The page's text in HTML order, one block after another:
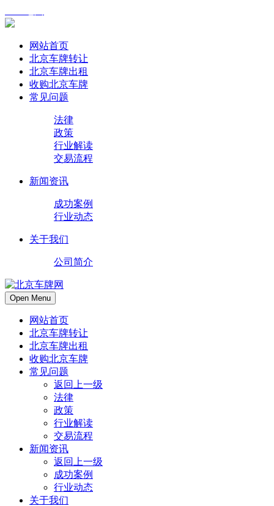
网站首页
北京车牌转让
北京车牌出租
收购北京车牌
常见问题
法律
政策
行业解读
交易流程
新闻资讯
成功案例
行业动态
关于我们
公司简介
Open Menu
网站首页
北京车牌转让
北京车牌出租
收购北京车牌
常见问题
返回上一级
法律
政策
行业解读
交易流程
新闻资讯
返回上一级
成功案例
行业动态
关于我们